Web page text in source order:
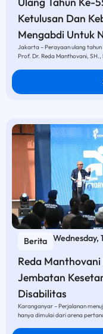
Ketulusan Dan
Mengabdi Untuk
Jakarta – Perayaan ulang tahun
Prof. Dr. Reda Manthovani,
Berita Wednesday,
Reda
Jembatan
Disabilitas
Karanganyar – Perjalanan
hanya dimulai dari arena